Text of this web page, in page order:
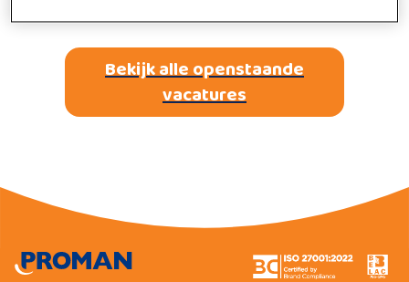
Bekijk alle openstaande
vacatures